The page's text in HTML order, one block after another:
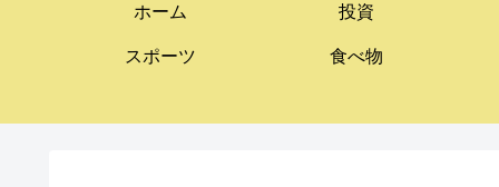
ホーム 投資
スポーツ 食べ物